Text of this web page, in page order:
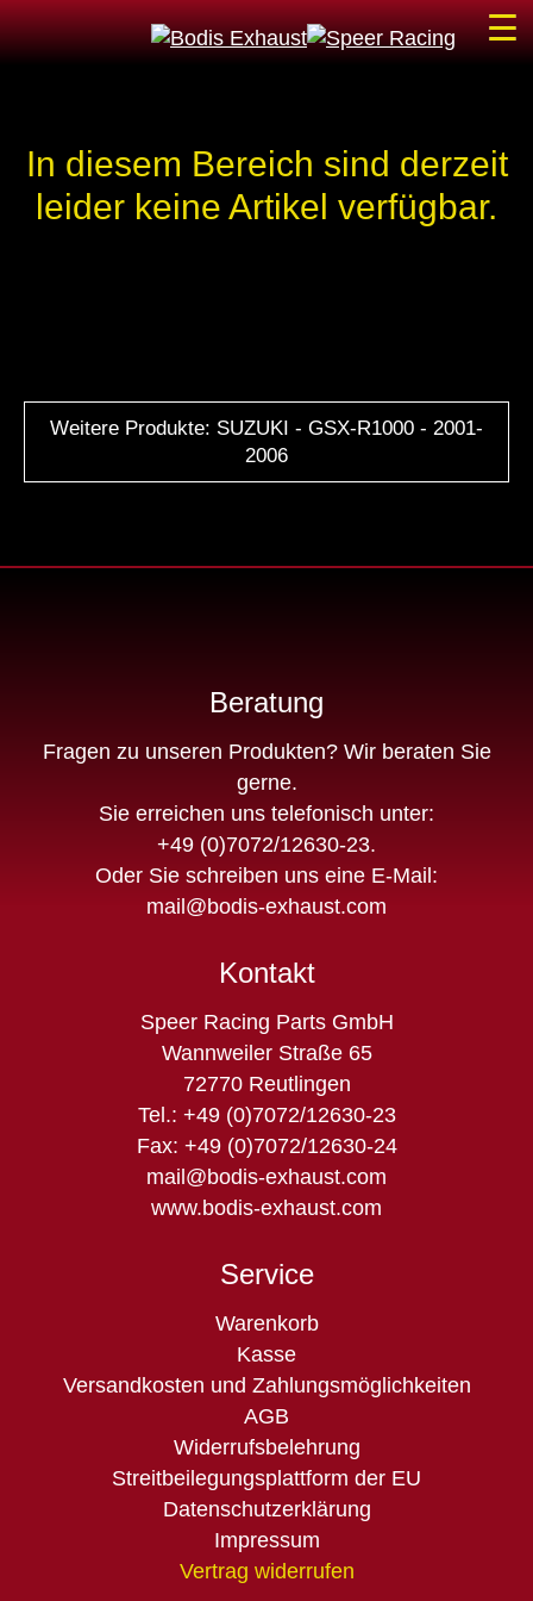
In diesem Bereich sind derzeit
leider keine Artikel verfügbar.
Weitere Produkte: SUZUKI - GSX-R1000 - 2001-
2006
Beratung
Fragen zu unseren Produkten? Wir beraten Sie
gerne.
Sie erreichen uns telefonisch unter:
+49 (0)7072/12630-23.
Oder Sie schreiben uns eine E-Mail:
mail@bodis-exhaust.com
Kontakt
Speer Racing Parts GmbH
Wannweiler Straße 65
72770 Reutlingen
Tel.: +49 (0)7072/12630-23
Fax: +49 (0)7072/12630-24
mail@bodis-exhaust.com
www.bodis-exhaust.com
Service
Navigation
überspringen
Warenkorb
Kasse
Versandkosten und Zahlungsmöglichkeiten
AGB
Widerrufsbelehrung
Streitbeilegungsplattform der EU
Datenschutzerklärung
Impressum
Vertrag widerrufen
☰